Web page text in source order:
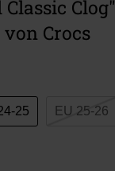
Clog"
Crocs
25 EU 25-26